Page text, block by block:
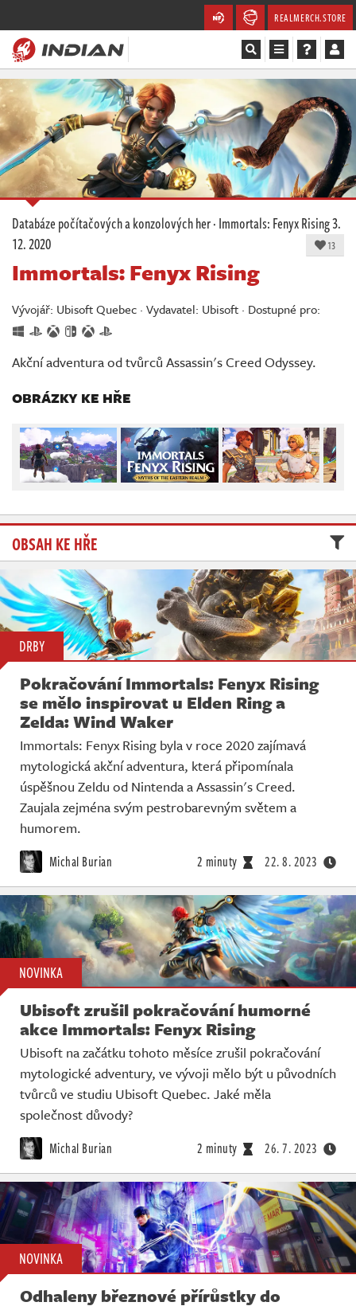
REALMERCH.STORE
Magazín
Recenze
Videa
Soutěže
Databáze
Komunita
Redakce
Živě
Databáze počítačových a konzolových her·Immortals: Fenyx Rising3.
12. 2020
13
Immortals: Fenyx Rising
Vývojář: Ubisoft Quebec · Vydavatel: Ubisoft · Dostupné pro:
Akční adventura od tvůrců Assassin's Creed Odyssey.
OBRÁZKY KE HŘE
OBSAH KE HŘE
DRBY
Pokračování Immortals: Fenyx Rising
se mělo inspirovat u Elden Ring a
Zelda: Wind Waker
Immortals: Fenyx Rising byla v roce 2020 zajímavá
mytologická akční adventura, která připomínala
úspěšnou Zeldu od Nintenda a Assassin's Creed.
Zaujala zejména svým pestrobarevným světem a
humorem.
Michal Burian 2 minuty 22. 8. 2023
NOVINKA
Ubisoft zrušil pokračování humorné
akce Immortals: Fenyx Rising
Ubisoft na začátku tohoto měsíce zrušil pokračování
mytologické adventury, ve vývoji mělo být u původních
tvůrců ve studiu Ubisoft Quebec. Jaké měla
společnost důvody?
Michal Burian 2 minuty 26. 7. 2023
NOVINKA
Odhaleny březnové přírůstky do